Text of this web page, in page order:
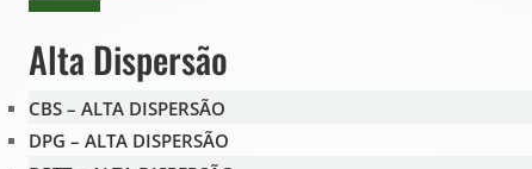
Alta Dispersão
CBS – ALTA DISPERSÃO
DPG – ALTA DISPERSÃO